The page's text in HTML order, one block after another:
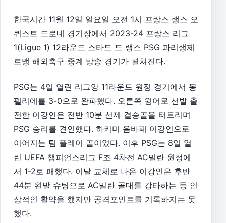
한국시간 11월 12일 일요일 오전 1시 프랑스 랭스 오
퀴스트 드로네 경기장에서 2023-24 프랑스 리그
1(Ligue 1) 12라운드 스타드 드 랭스 PSG 파리생제
르맹 해외축구 중계 방송 경기가 펼쳐진다.
PSG는 4일 열린 리그앙 11라운드 원정 경기에서 몽
펠리에를 3-0으로 완파했다. 오른쪽 윙어로 선발 출
전한 이강인은 전반 10분 선제 결승골을 터트리며
PSG 승리를 견인했다. 하키미 음바페 이강인으로
이어지는 팀 플레이 골이었다. 이후 PSG는 8일 열
린 UEFA 챔피언스리그 F조 4차전 AC밀란 원정에
서 1-2로 패했다. 이날 교체로 나온 이강인은 후반
44분 왼발 슈팅으로 AC밀란 골대를 강타하는 등 인
상적인 활약을 했지만 공격포인트를 기록하지는 못
했다.